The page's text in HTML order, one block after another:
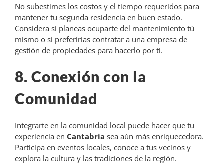
No subestimes los costos y el tiempo requeridos para
mantener tu segunda residencia en buen estado.
Considera si planeas ocuparte del mantenimiento tú
mismo o si preferirías contratar a una empresa de
gestión de propiedades para hacerlo por ti.
8. Conexión con la
Comunidad
Integrarte en la comunidad local puede hacer que tu
experiencia en Cantabria sea aún más enriquecedora.
Participa en eventos locales, conoce a tus vecinos y
explora la cultura y las tradiciones de la región.